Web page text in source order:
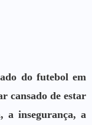
do futebol em
cansado de estar
a insegurança, a